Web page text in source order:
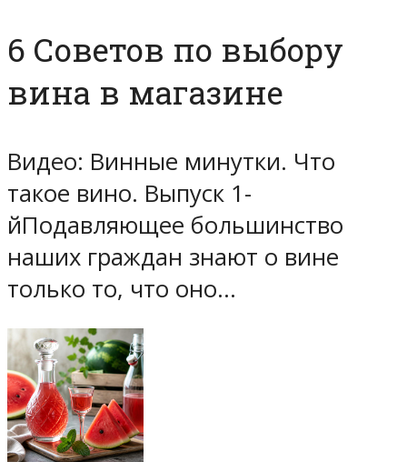
6 Советов по выбору
вина в магазине
Видео: Винные минутки. Что
такое вино. Выпуск 1-
йПодавляющее большинство
наших граждан знают о вине
только то, что оно…